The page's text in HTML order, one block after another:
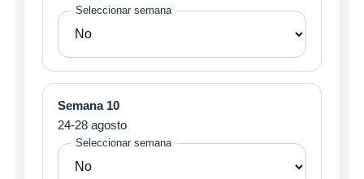
Seleccionar semana
Semana 10
24-28 agosto
Seleccionar semana